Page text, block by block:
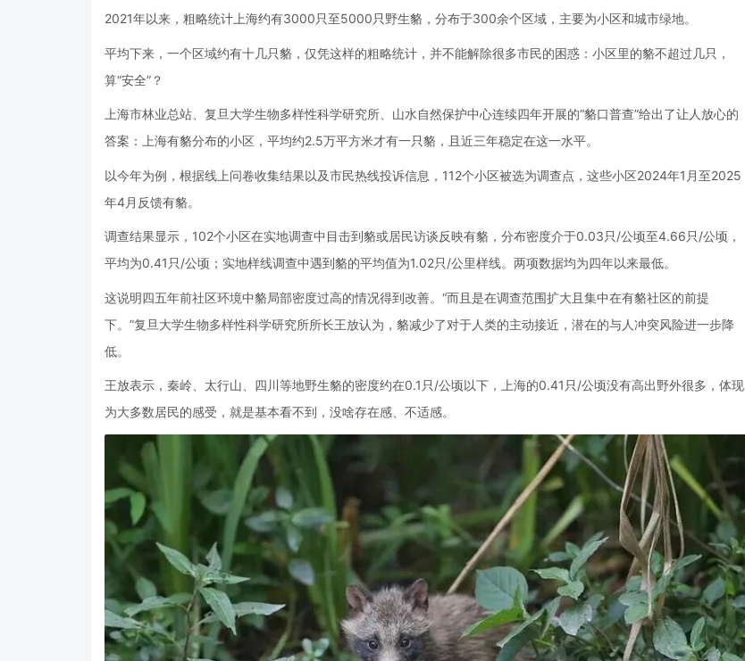
2021年以来，粗略统计上海约有3000只至5000只野生貉，分布于300余个区域，主要为小区和城市绿地。
平均下来，一个区域约有十几只貉，仅凭这样的粗略统计，并不能解除很多市民的困惑：小区里的貉不超过几只，
算“安全”？
上海市林业总站、复旦大学生物多样性科学研究所、山水自然保护中心连续四年开展的“貉口普查”给出了让人放心的
答案：上海有貉分布的小区，平均约2.5万平方米才有一只貉，且近三年稳定在这一水平。
以今年为例，根据线上问卷收集结果以及市民热线投诉信息，112个小区被选为调查点，这些小区2024年1月至2025
年4月反馈有貉。
调查结果显示，102个小区在实地调查中目击到貉或居民访谈反映有貉，分布密度介于0.03只/公顷至4.66只/公顷，
平均为0.41只/公顷；实地样线调查中遇到貉的平均值为1.02只/公里样线。两项数据均为四年以来最低。
这说明四五年前社区环境中貉局部密度过高的情况得到改善。“而且是在调查范围扩大且集中在有貉社区的前提
下。”复旦大学生物多样性科学研究所所长王放认为，貉减少了对于人类的主动接近，潜在的与人冲突风险进一步降
低。
王放表示，秦岭、太行山、四川等地野生貉的密度约在0.1只/公顷以下，上海的0.41只/公顷没有高出野外很多，体现
为大多数居民的感受，就是基本看不到，没啥存在感、不适感。